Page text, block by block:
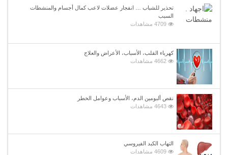
تحذير للشباب … انفجار عضلات لاعب كمال أجسام والمنشطات
السبب
4709 مشاهدات
كهرباء القلب، الأسباب، الأعراض والعلاج
4662 مشاهدات
نقص ألبومين الدم، الأسباب وعوامل الخطر
4643 مشاهدات
التهاب الكبد الفيروسي
4609 مشاهدات